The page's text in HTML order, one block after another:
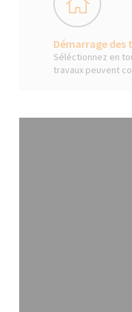
Démarrage des
Séléctionnez en
travaux peuvent